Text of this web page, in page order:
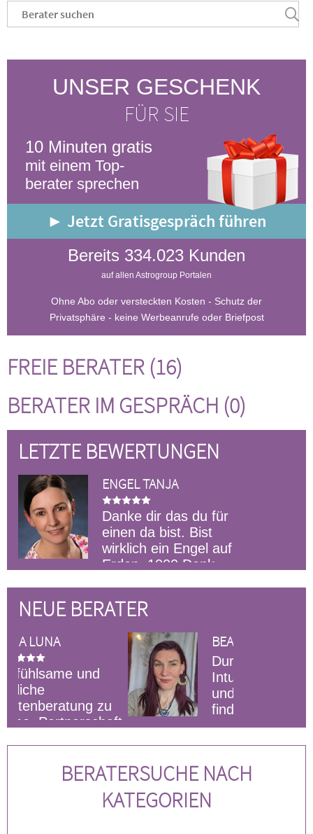
UNSER GESCHENK
FÜR SIE
10 Minuten gratis
mit einem Top-
berater sprechen
► Jetzt Gratisgespräch führen
Bereits 334.023 Kunden
auf allen Astrogroup Portalen
Ohne Abo oder versteckten Kosten - Schutz der
Privatsphäre - keine Werbeanrufe oder Briefpost
FREIE BERATER (16)
BERATER IM GESPRÄCH (0)
LETZTE BEWERTUNGEN
ENGEL TANJA
Danke dir das du für
einen da bist. Bist
wirklich ein Engel auf
Erden. 1000 Dank
NEUE BERATER
BEA-LINDE
Durch meine tiefe
Intuition, Hellsicht
und Orakelkarten
findest du deine
Antworten und Klarheit.Mit
Einfühlungsvermögen und Herz
Themen.
unterstütze
unser
Vorhaben,
BERATERSUCHE NACH
KATEGORIEN